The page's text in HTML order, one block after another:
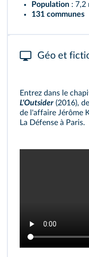
Population : 7,2
131 communes
Géo et
Entrez dans le
L'Outsider (2016),
de l'affaire Jérôme
La Défense à Paris.